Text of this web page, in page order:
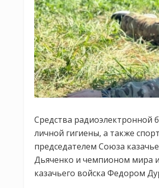
Средства радиоэлектронной
личной гигиены, а также
председателем Союза
Дьяченко и чемпионом мира
казачьего войска Федором